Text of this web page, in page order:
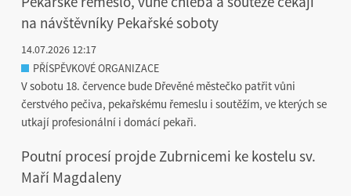
na návštěvníky Pekařské soboty
14.07.2026 12:17
PŘÍSPĚVKOVÉ ORGANIZACE
V sobotu 18. července bude Dřevěné městečko patřit vůni
čerstvého pečiva, pekařskému řemeslu i soutěžím, ve kterých se
utkají profesionální i domácí pekaři.
Poutní procesí projde Zubrnicemi ke kostelu sv.
Maří Magdaleny